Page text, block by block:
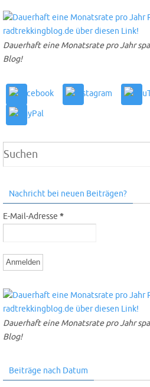
Dauerhaft eine Monatsrate pro Jahr
Blog!
Nachricht bei neuen Beiträgen?
E-Mail-Adresse *
Dauerhaft eine Monatsrate pro Jahr
Blog!
Beiträge nach Datum